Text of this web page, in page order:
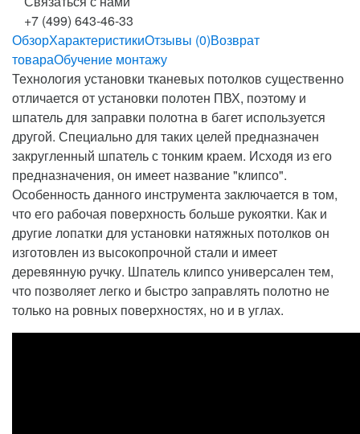
+7 (499) 643-46-33
ОбзорХарактеристикиОтзывы (0)Возврат
товараОбучение монтажу
Технология установки тканевых потолков существенно
отличается от установки полотен ПВХ, поэтому и
шпатель для заправки полотна в багет используется
другой. Специально для таких целей предназначен
закругленный шпатель с тонким краем. Исходя из его
предназначения, он имеет название "клипсо".
Особенность данного инструмента заключается в том,
что его рабочая поверхность больше рукоятки. Как и
другие лопатки для установки натяжных потолков он
изготовлен из высокопрочной стали и имеет
деревянную ручку. Шпатель клипсо универсален тем,
что позволяет легко и быстро заправлять полотно не
только на ровных поверхностях, но и в углах.